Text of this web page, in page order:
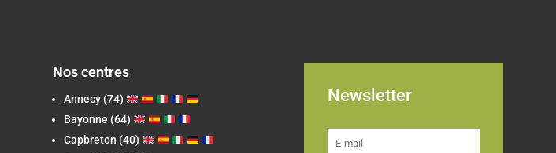
Nos centres
Annecy (74)
Bayonne (64)
Capbreton (40)
Newsletter